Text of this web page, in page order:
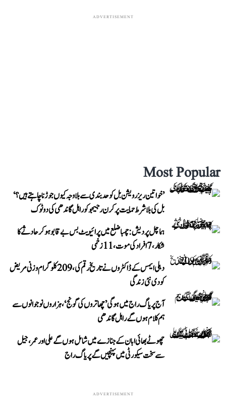
ADVERTISEMENT
Most Popular
’خواتین ریزرویشن بل کو حدبندی سے بلا وجہ کیوں جوڑنا چاہتے ہیں؟‘
بل کی بلا شرط حمایت پر کرن رجیجو کو راہل گاندھی کی دوٹوک
ہماچل پردیش: چمبا ضلع میں پرائیویٹ بس بے قابو ہوکر حادثے کا
شکار، 7 افراد کی موت، 11 زخمی
دہلی ایمس کے ڈاکٹروں نے تاریخ رقم کی، 209 کلوگرام وزنی مریض
کو دی نئی زندگی
آج پریاگ راج میں ہوگی ’چھاتروں کی گونج‘، ہزاروں نوجوانوں سے
ہم کلام ہوں گے راہل گاندھی
چھوٹے بھائی ابان کے جنازے میں شامل ہوں گے علی اور عمر، جیل
سے سخت سیکورٹی میں پہنچیں گے پریاگ راج
ADVERTISEMENT